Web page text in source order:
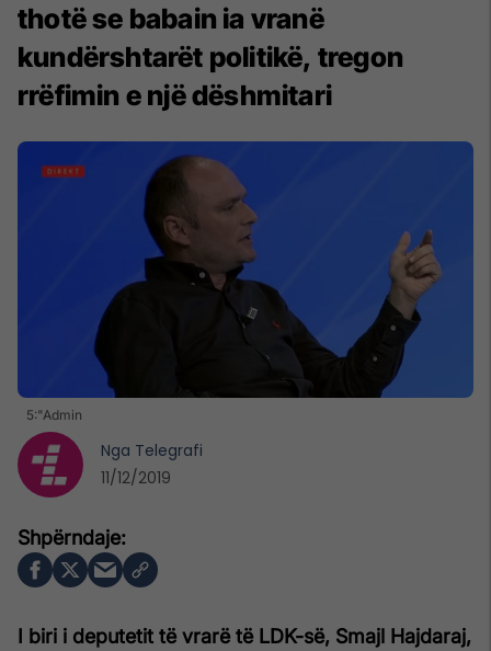
thotë se babain ia vranë
kundërshtarët politikë, tregon
rrëfimin e një dëshmitari
5:"Admin
I biri i deputetit të vrarë të LDK-së, Smajl Hajdaraj,
Nga Telegrafi
11/12/2019